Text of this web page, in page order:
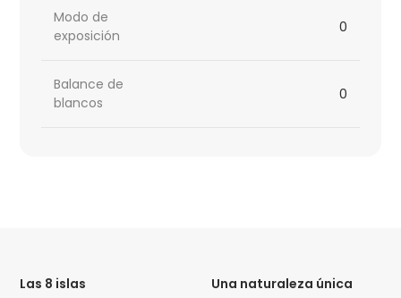
Modo de
exposición
0
Balance de
blancos
0
Las 8 islas
Una naturaleza única